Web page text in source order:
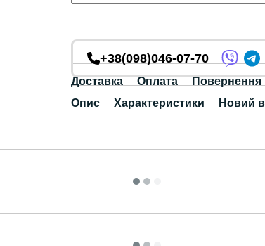
+38(098)046-07-70
Доставка Оплата
Повернення
Опис
Характеристики Новий